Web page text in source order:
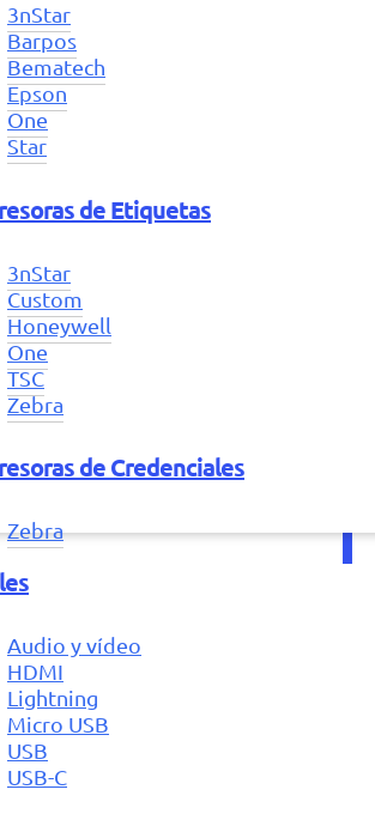
3nStar
Barpos
Bematech
Epson
One
Star
de Etiquetas
3nStar
Custom
Honeywell
One
TSC
Zebra
de Credenciales
Zebra
Audio y vídeo
HDMI
Lightning
Micro USB
USB
USB-C